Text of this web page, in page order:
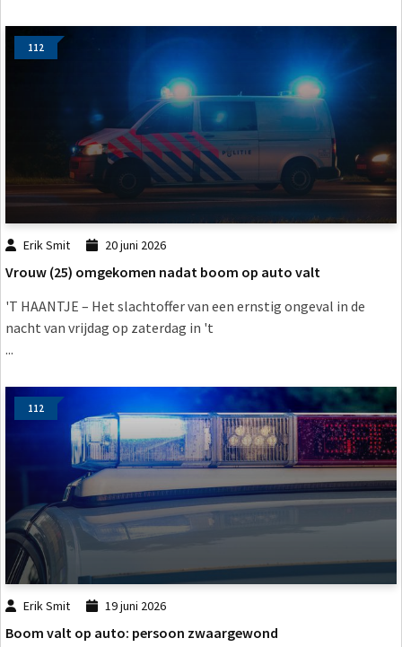
112
Erik Smit 20 juni 2026
Vrouw (25) omgekomen nadat boom op auto valt
'T HAANTJE – Het slachtoffer van een ernstig ongeval in de
nacht van vrijdag op zaterdag in 't
...
112
Erik Smit 19 juni 2026
Boom valt op auto: persoon zwaargewond